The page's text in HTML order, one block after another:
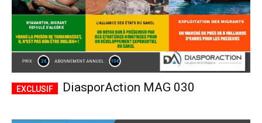
DiasporAction MAG 030